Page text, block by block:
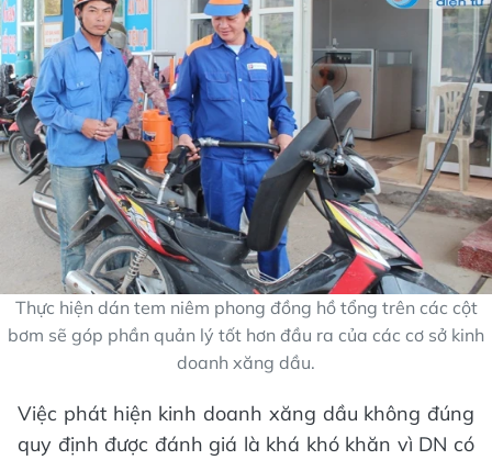
Thực hiện dán tem niêm phong đồng hồ tổng trên các cột
bơm sẽ góp phần quản lý tốt hơn đầu ra của các cơ sở kinh
doanh xăng dầu.
Việc phát hiện kinh doanh xăng dầu không đúng
quy định được đánh giá là khá khó khăn vì DN có